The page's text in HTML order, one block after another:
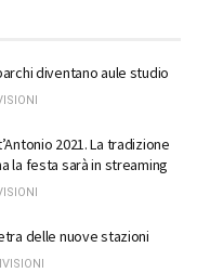
diventano aule studio
2021. La tradizione
la festa sarà in streaming
delle nuove stazioni